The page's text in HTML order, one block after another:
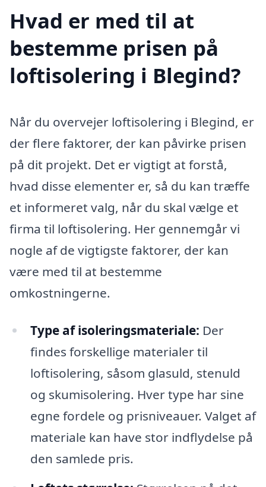
Hvad er med til at
bestemme prisen på
loftisolering i Blegind?
Når du overvejer loftisolering i Blegind, er
der flere faktorer, der kan påvirke prisen
på dit projekt. Det er vigtigt at forstå,
hvad disse elementer er, så du kan træffe
et informeret valg, når du skal vælge et
firma til loftisolering. Her gennemgår vi
nogle af de vigtigste faktorer, der kan
være med til at bestemme
omkostningerne.
Type af isoleringsmateriale: Der
findes forskellige materialer til
loftisolering, såsom glasuld, stenuld
og skumisolering. Hver type har sine
egne fordele og prisniveauer. Valget af
materiale kan have stor indflydelse på
den samlede pris.